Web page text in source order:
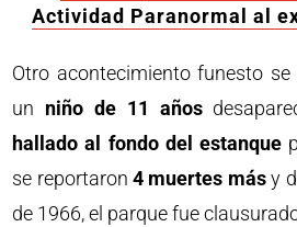
Actividad Paranormal al
Otro acontecimiento funesto se
un niño de 11 años
hallado al fondo del estanque
se reportaron4 muertes másy
de 1966, el parque fue